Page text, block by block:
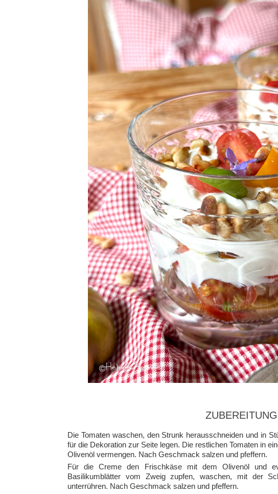
ZUBEREITUNG
Die Tomaten waschen, den Strunk herausschneiden und in
für die Dekoration zur Seite legen. Die restlichen Tomaten in
Olivenöl vermengen. Nach Geschmack salzen und pfeffern.
Für die Creme den Frischkäse mit dem Olivenöl und
Basilikumblätter vom Zweig zupfen, waschen, mit der
unterrühren. Nach Geschmack salzen und pfeffern.